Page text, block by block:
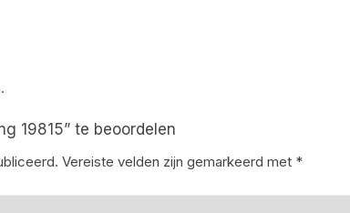
19815” te beoordelen
Vereiste velden zijn gemarkeerd met *